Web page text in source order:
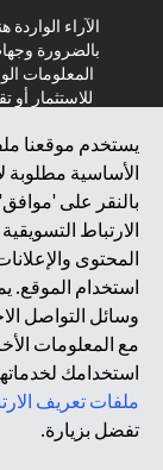
يستخدم موقعنا
الأساسية مطلوبة
بالنقر على
الارتباط
المحتوى
استخدام الموقع.
وسائل التواصل
مع المعلومات
استخدامك
ملفات تعريف
تفضل بزيارة.
الآراء
بالضرورة
المعلومات
للاستثمار
لا يتم تقديم
المقيمين في
سويسرا أو
الفاتيكان أو
(لائحة حماية
العامة \
الصفحة ليس
لشراء أو بيع أي